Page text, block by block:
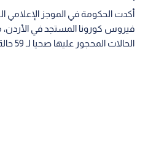
أكدت الحكومة في الموجز الإعلامي
فيروس كورونا المستجد في الأردن،
الحالات المحجور عليها صحيا لـ 59 حالة بسبب كورونا.